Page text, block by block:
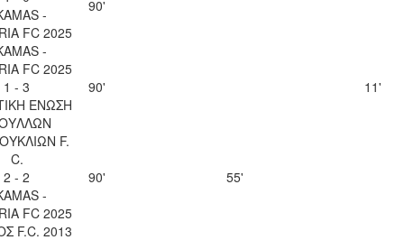
-
FC 2025
90'
-
FC 2025
1 - 3
ΕΝΩΣΗ
90' 11'
F.
C.
2 - 2
-
FC 2025
90' 55'
F.C. 2013